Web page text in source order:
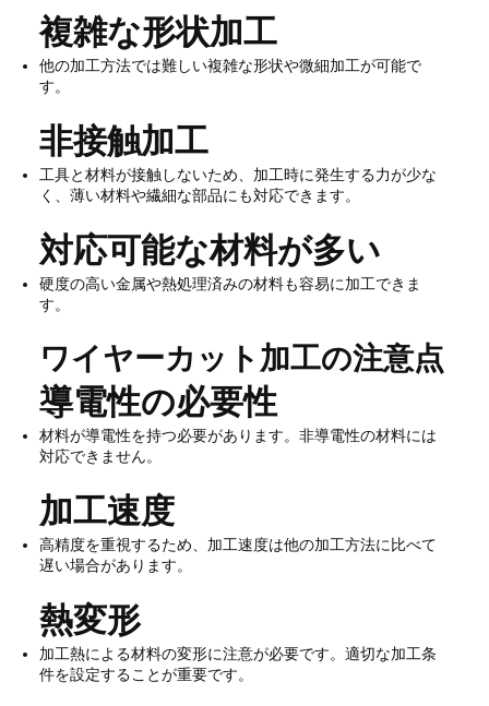
複雑な形状加工
他の加工方法では難しい複雑な形状や微細加工が可能で
す。
非接触加工
工具と材料が接触しないため、加工時に発生する力が少な
く、薄い材料や繊細な部品にも対応できます。
対応可能な材料が多い
硬度の高い金属や熱処理済みの材料も容易に加工できま
す。
ワイヤーカット加工の注意点
導電性の必要性
材料が導電性を持つ必要があります。非導電性の材料には
対応できません。
加工速度
高精度を重視するため、加工速度は他の加工方法に比べて
遅い場合があります。
熱変形
加工熱による材料の変形に注意が必要です。適切な加工条
件を設定することが重要です。